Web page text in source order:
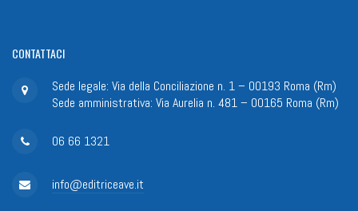
CONTATTACI
Sede legale: Via della Conciliazione n. 1 – 00193 Roma (Rm)
Sede amministrativa: Via Aurelia n. 481 – 00165 Roma (Rm)
06 66 1321
info@editriceave.it